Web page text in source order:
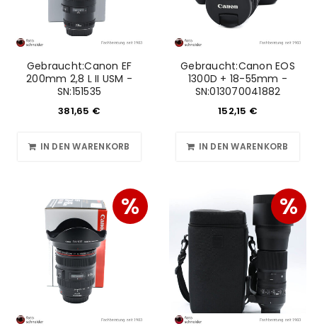
Gebraucht:Canon EF
200mm 2,8 L II USM -
SN:151535
381,65 €
IN DEN WARENKORB
Gebraucht:Canon EOS
1300D + 18-55mm -
SN:013070041882
152,15 €
IN DEN WARENKORB
% %